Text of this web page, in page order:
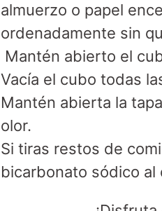
almuerzo o papel
ordenadamente sin
Mantén abierto el
Vacía el cubo todas
Mantén abierta la
olor.
Si tiras restos de
bicarbonato sódico al